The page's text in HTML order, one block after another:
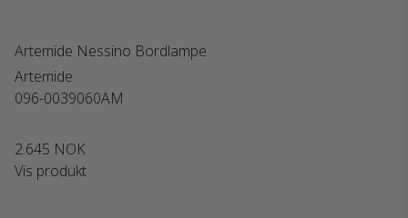
Artemide Nessino Bordlampe
Artemide
096-0039060AM
2.645 NOK
Vis produkt